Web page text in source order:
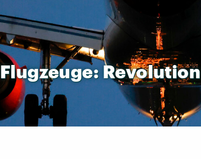
Flugzeuge: Revolution